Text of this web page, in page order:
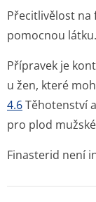
Přecitlivělost
pomocnou látku.
Přípravek je
u žen, které
4.6Těhotenství
pro plod
Finasterid není